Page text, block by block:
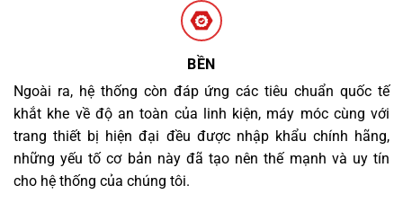
BỀN
Ngoài ra, hệ thống còn đáp ứng các tiêu chuẩn quốc tế
khắt khe về độ an toàn của linh kiện, máy móc cùng với
trang thiết bị hiện đại đều được nhập khẩu chính hãng,
những yếu tố cơ bản này đã tạo nên thế mạnh và uy tín
cho hệ thống của chúng tôi.